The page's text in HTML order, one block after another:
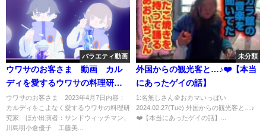
バラエティ動画
ウワサのお客さま 動画 カル
ディを愛するウワサの料理研究
家 4月7日
ウワサのお客さま 2023年4月7日内容：
カルディをこよなく愛するウワサの料理研
究家 ほか出演者：サンドウィッチマン、
川島明小倉優子 工藤美...
未分類
外国からの観光客と…♪❤️【本当
にあったゲイの話】
1:名無しさん＠おカマいっぱい
2024.02.27(Tue) 外国からの観光客と…♪
❤️【本当にあったゲイの話】...